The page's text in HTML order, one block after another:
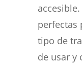
perfectas
tipo de
de usar y